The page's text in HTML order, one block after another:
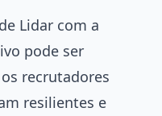
Lidar com a
pode ser
recrutadores
resilientes e